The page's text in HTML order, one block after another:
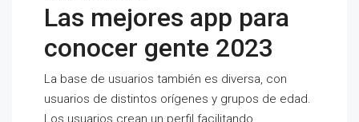
Las mejores app para
conocer gente 2023
La base de usuarios también es diversa, con
usuarios de distintos orígenes y grupos de edad.
Los usuarios crean un perfil facilitando